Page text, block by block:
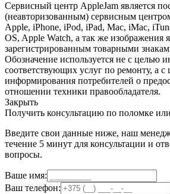
Сервисный центр AppleJam является
(неавторизованным) сервисным
Apple, iPhone, iPod, iPad, Mac, iMac,
OS, Apple Watch, а так же изображения
зарегистрированным товарными
Обозначение используется не с целью
соответствующих услуг по ремонту, а с
информирования потребителей о
отношении техники правообладателя.
Закрыть
Получить консультацию по поломке
Введите свои данные ниже, наш
течение 5 минут для консультации и
вопросы.
Ваше имя:
Ваш телефон: